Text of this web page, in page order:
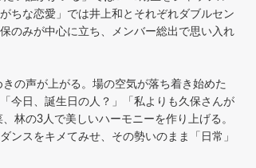
ちな恋愛」では井上和とそれぞれダブルセン
のみが中心に立ち、メンバー総出で思い入れ
の声が上がる。場の空気が落ち着き始めた
今日、誕生日の人？」「私よりも久保さんが
林の3人で美しいハーモニーを作り上げる。
ンスをキメてみせ、その勢いのまま「日常」